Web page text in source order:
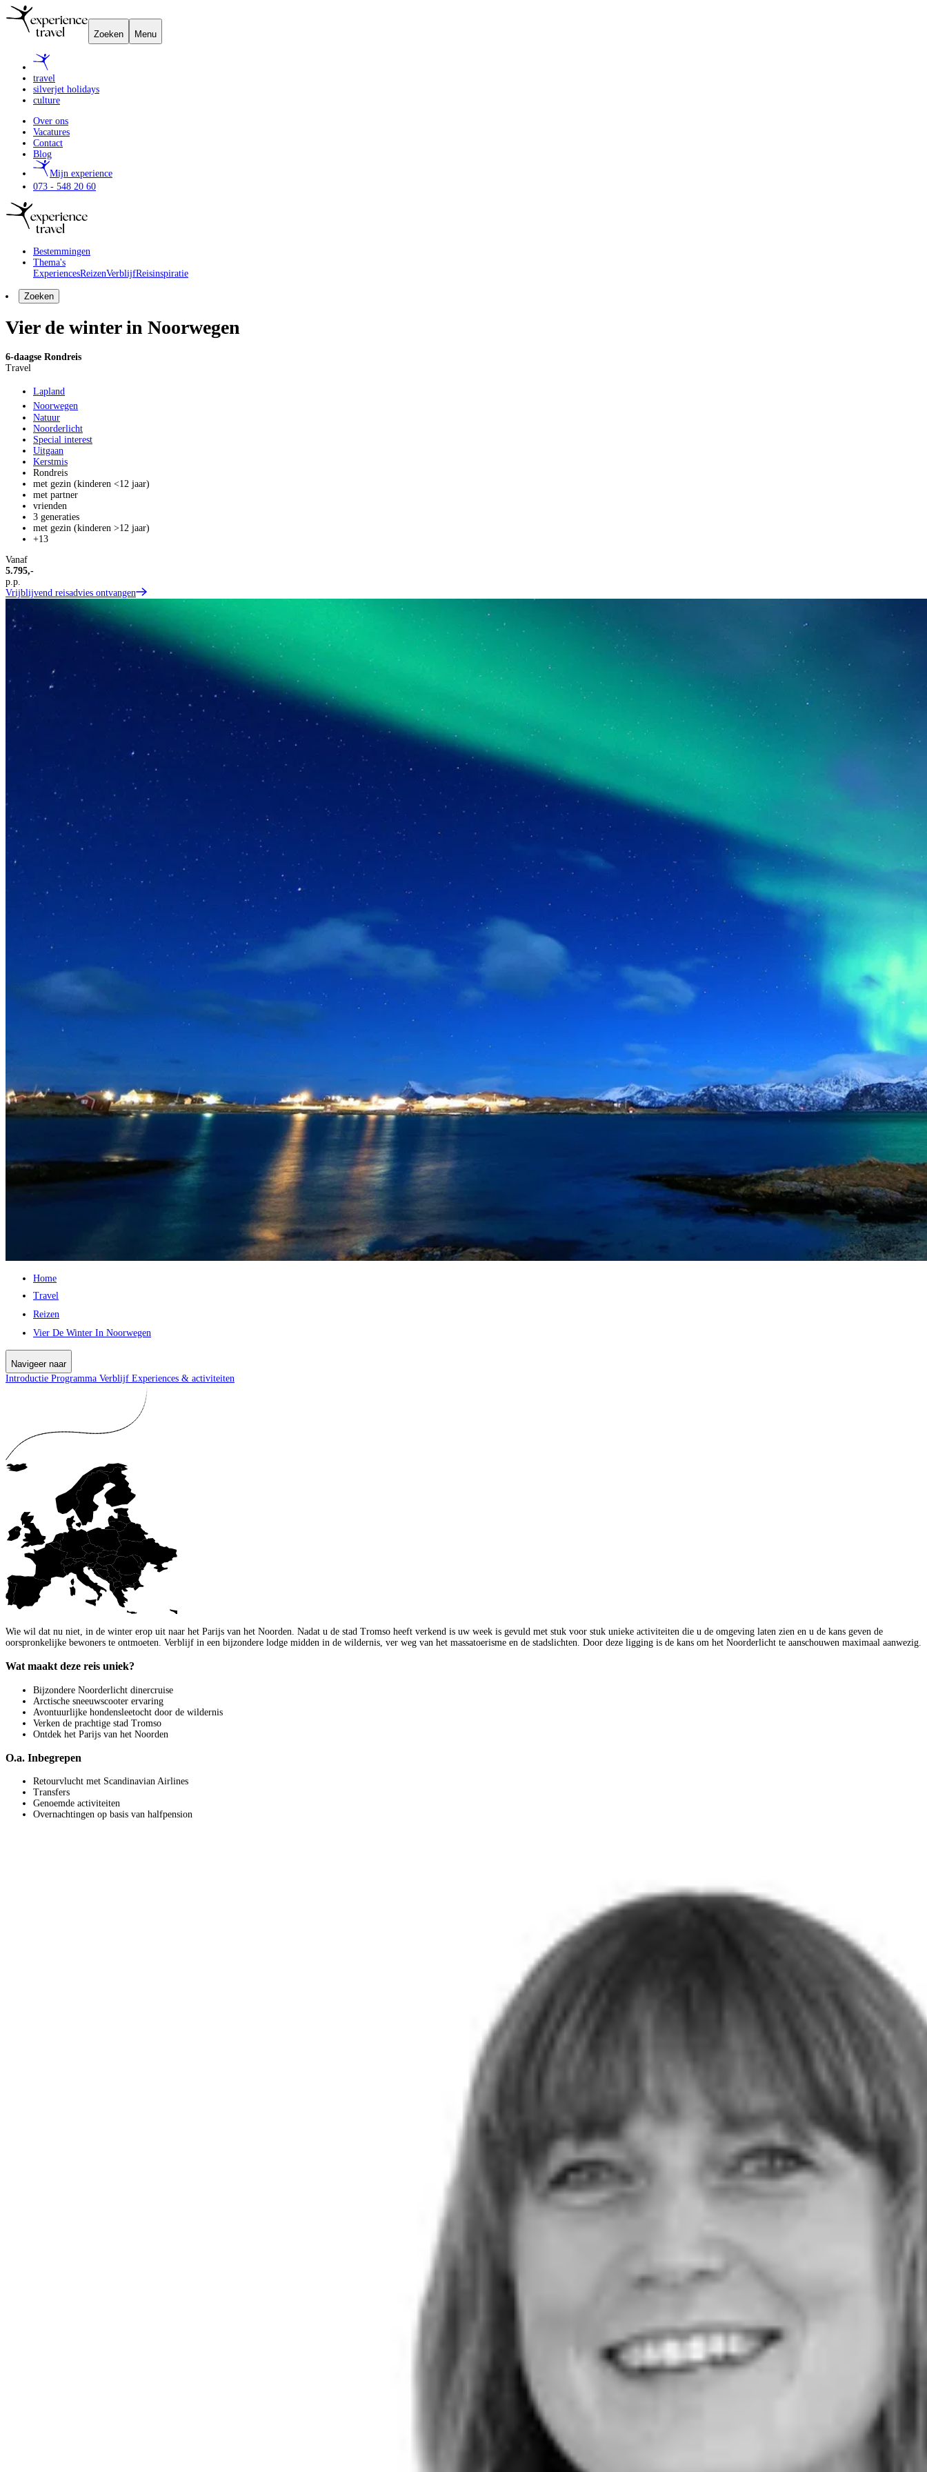
Zoeken Menu
travel
silverjet holidays
culture
Over ons
Vacatures
Contact
Blog
Mijn experience
073 - 548 20 60
Bestemmingen
Thema's
ExperiencesReizenVerblijfReisinspiratie
Zoeken
Vier de winter in Noorwegen
6-daagse Rondreis
Travel
Lapland
Noorwegen
Natuur
Noorderlicht
Special interest
Uitgaan
Kerstmis
Rondreis
met gezin (kinderen <12 jaar)
met partner
vrienden
3 generaties
met gezin (kinderen >12 jaar)
+13
Vanaf
5.795,-
p.p.
Vrijblijvend reisadvies ontvangen
Home
Travel
Reizen
Vier De Winter In Noorwegen
Navigeer naar
Introductie Programma Verblijf Experiences & activiteiten
Wie wil dat nu niet, in de winter erop uit naar het Parijs van het Noorden. Nadat u de stad Tromso heeft verkend is uw week is gevuld met stuk voor stuk unieke activiteiten die u de omgeving laten zien en u de kans geven de
oorspronkelijke bewoners te ontmoeten. Verblijf in een bijzondere lodge midden in de wildernis, ver weg van het massatoerisme en de stadslichten. Door deze ligging is de kans om het Noorderlicht te aanschouwen maximaal aanwezig.
Wat maakt deze reis uniek?
Bijzondere Noorderlicht dinercruise
Arctische sneeuwscooter ervaring
Avontuurlijke hondensleetocht door de wildernis
Verken de prachtige stad Tromso
Ontdek het Parijs van het Noorden
O.a. Inbegrepen
Retourvlucht met Scandinavian Airlines
Transfers
Genoemde activiteiten
Overnachtingen op basis van halfpension